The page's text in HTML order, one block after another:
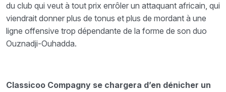
du club qui veut à tout prix enrôler un attaquant africain, qui
viendrait donner plus de tonus et plus de mordant à une
ligne offensive trop dépendante de la forme de son duo
Ouznadji-Ouhadda.
Classicoo Compagny se chargera d’en dénicher un